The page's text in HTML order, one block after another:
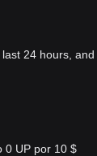
los últimos 7
del ecosistema
24 hours, and
0 UP por 10 $